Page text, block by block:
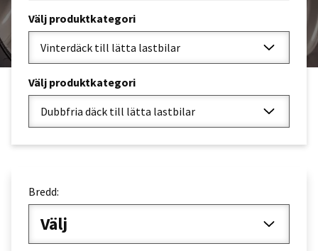
Välj produktkategori
Vinterdäck till lätta lastbilar
Välj produktkategori
Dubbfria däck till lätta lastbilar
Bredd:
Välj